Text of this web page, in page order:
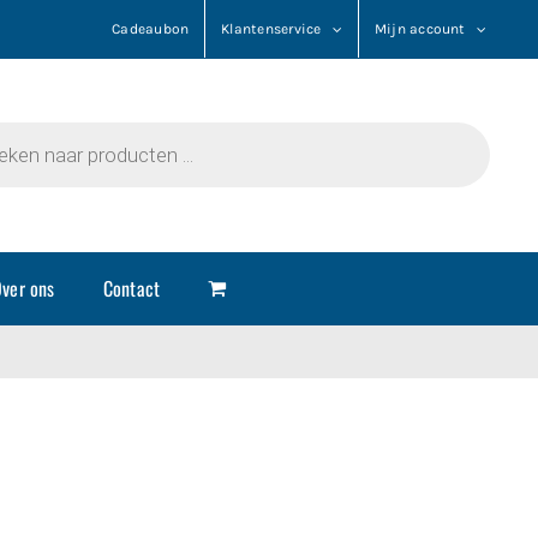
Cadeaubon Klantenservice Mijn account
ons Contact